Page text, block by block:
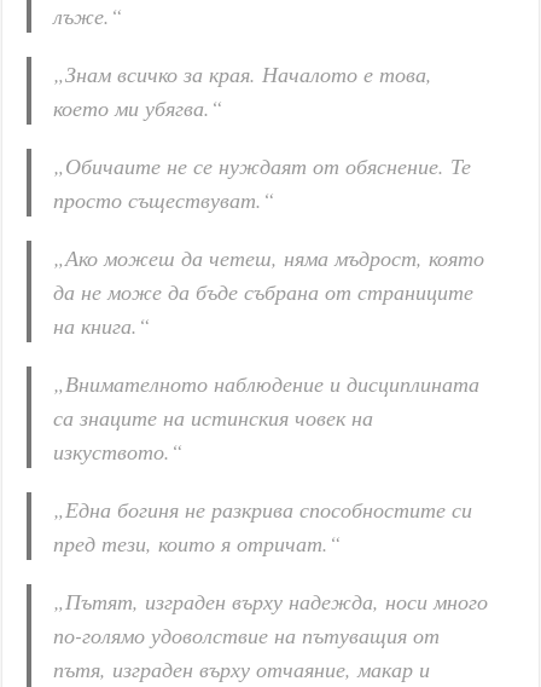
лъже.“
„Знам всичко за края. Началото е това,
което ми убягва.“
„Обичаите не се нуждаят от обяснение. Те
просто съществуват.“
„Ако можеш да четеш, няма мъдрост, която
да не може да бъде събрана от страниците
на книга.“
„Внимателното наблюдение и дисциплината
са знаците на истинския човек на
изкуството.“
„Една богиня не разкрива способностите си
пред тези, които я отричат.“
„Пътят, изграден върху надежда, носи много
по-голямо удоволствие на пътуващия от
пътя, изграден върху отчаяние, макар и